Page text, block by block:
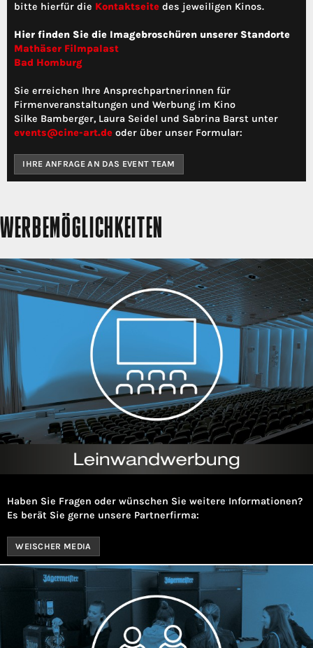
bitte hierfür die Kontaktseite des jeweiligen Kinos.
Hier finden Sie die Imagebroschüren unserer Standorte
Mathäser Filmpalast
Bad Homburg
Sie erreichen Ihre Ansprechpartnerinnen für
Firmenveranstaltungen und Werbung im Kino
Silke Bamberger, Laura Seidel und Sabrina Barst unter
events@cine-art.de oder über unser Formular:
IHRE ANFRAGE AN DAS EVENT TEAM
WERBEMÖGLICHKEITEN
Haben Sie Fragen oder wünschen Sie weitere Informationen?
Es berät Sie gerne unsere Partnerfirma:
WEISCHER MEDIA